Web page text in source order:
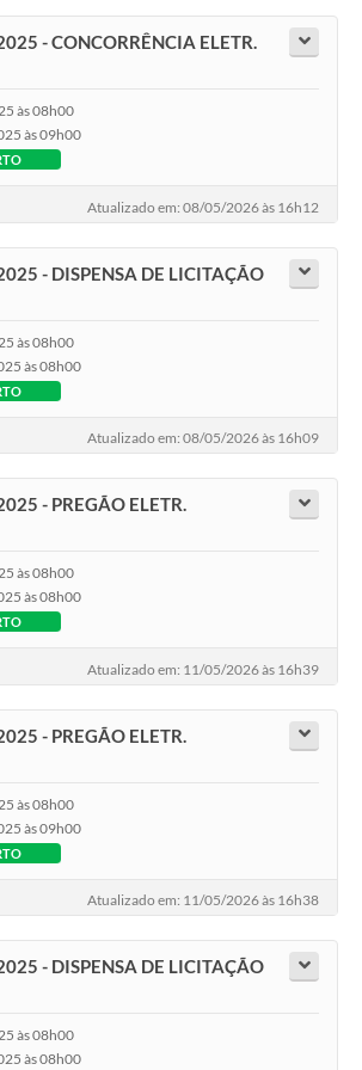
- CONCORRÊNCIA ELETR.
às 08h00
às 09h00
Atualizado em: 08/05/2026 às 16h12
- DISPENSA DE LICITAÇÃO
às 08h00
às 08h00
Atualizado em: 08/05/2026 às 16h09
- PREGÃO ELETR.
às 08h00
às 08h00
Atualizado em: 11/05/2026 às 16h39
- PREGÃO ELETR.
às 08h00
às 09h00
Atualizado em: 11/05/2026 às 16h38
- DISPENSA DE LICITAÇÃO
às 08h00
às 08h00